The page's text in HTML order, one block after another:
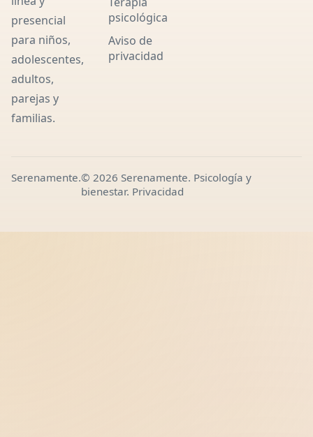
presencial
para niños,
adolescentes,
adultos,
parejas y
familias.
psicológica
Aviso de
privacidad
Serenamente.© 2026 Serenamente. Psicología y
bienestar. Privacidad